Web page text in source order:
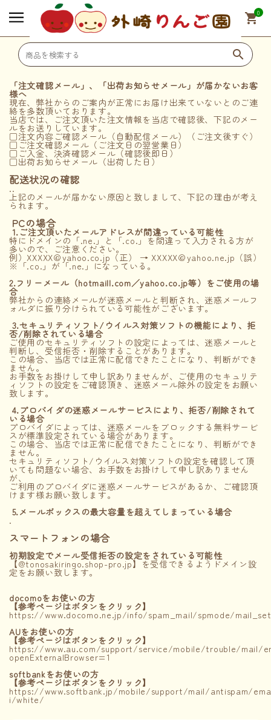
0
shopping_cart
search
search
SHOPPING
🍎 りんご
🍹 ジュース
🎁 その他オリジナル商品
INFORMATION
ACCOUNT MENU
ようこそ ゲスト 様
meeting_room ログイン person 新規会員登録
「注文確認メール」、「出荷お知らせメール」が届かないお客
様へ
現在、弊社からのご案内が正常にお届け出来ていないとのご連
絡を多数頂いております。
当店では、ご注文頂いた注文情報を当店で確認後、下記のメー
ルをお送りしています。
□注文内容ご確認メール（自動配信メール）（ご注文後すぐ）
□ご注文確認メール（ご注文日の翌営業日）
□ご入金、決済確認メール（確認後即日）
□出荷お知らせメール（出荷した日）
配送状況の確認
..
上記のメールが届かない原因と致しまして、下記の理由が考え
られます。
PCの場合
1.ご注文頂いたメールアドレスが間違っている可能性
特にドメインの「.ne.」と「.co.」を間違って入力される方が
多いので、ご注意ください。
例）XXXXX＠yahoo.co.jp（正） → XXXXX＠yahoo.ne.jp（誤）
※「.co.」が「.ne.」になっている。
2.フリーメール（hotmaill.com／yahoo.co.jp等）をご使用の場
合
弊社からの連絡メールが迷惑メールと判断され、迷惑メールフ
ォルダに振り分けられている可能性がございます。
3.セキュリティソフト/ウイルス対策ソフトの機能により、拒
否/削除されている場合
ご使用のセキュリティソフトの設定によっては、迷惑メールと
判断し、受信拒否・削除することがあります。
この場合、当店では正常に配信できたことになり、判断ができ
ません。
お手数をお掛けして申し訳ありませんが、ご使用のセキュリテ
ィソフトの設定をご確認頂き、迷惑メール除外の設定をお願い
致します。
4.プロバイダの迷惑メールサービスにより、拒否/削除されて
いる場合
プロバイダによっては、迷惑メールをブロックする無料サービ
スが標準設定されている場合があります。
この場合、当店では正常に配信できたことになり、判断ができ
ません。
セキュリティソフト/ウイルス対策ソフトの設定を確認して頂
いても問題ない場合、お手数をお掛けして申し訳ありません
が、
ご利用のプロバイダに迷惑メールサービスがあるか、ご確認頂
けます様お願い致します。
5.メールボックスの最大容量を超えてしまっている場合
.
スマートフォンの場合
初期設定でメール受信拒否の設定をされている可能性
【@tonosakiringo.shop-pro.jp】を受信できるようドメイン設
定をお願い致します。
docomoをお使いの方
【参考ページはボタンをクリック】
https://www.docomo.ne.jp/info/spam_mail/spmode/
AUをお使いの方
【参考ページはボタンをクリック】
https://www.au.com/support/service/mobile/trouble/mail/
openExternalBrowser=1
softbankをお使いの方
【参考ページはボタンをクリック】
https://www.softbank.jp/mobile/support/mail/antispam/
i/white/